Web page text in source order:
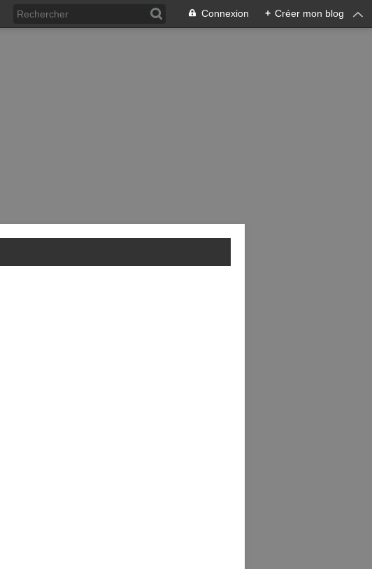
Connexion + Créer mon blog